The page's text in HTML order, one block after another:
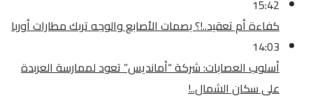
15:42
كفاءة أم تعقيد..!؟ بصمات الأصابع والوجه تربك مطارات أوربا
14:03
أسلوب العصابات: شركة “أمانديس” تعود لممارسة العربدة
على سكان الشمال..!